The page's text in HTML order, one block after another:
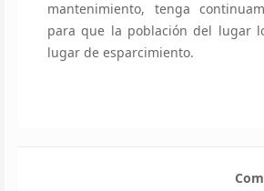
mantenimiento, tenga
para que la población del lugar
lugar de esparcimiento.